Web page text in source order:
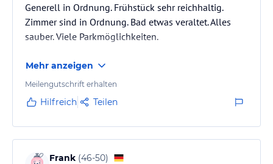
Generell in Ordnung. Frühstück sehr reichhaltig.
Zimmer sind in Ordnung. Bad etwas veraltet. Alles
sauber. Viele Parkmöglichkeiten.
Mehr anzeigen
Meilengutschrift erhalten
Hilfreich Teilen
Frank (46-50)